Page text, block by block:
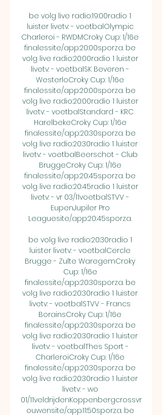
be volg live radio:19:00radio 1
luister livetv: - voetbalOlympic
Charleroi - RWDMCroky Cup: 1/16e
finalessite/app:20:00sporza. be
volg live radio:20:00radio 1 luister
livetv: - voetbalSK Beveren -
WesterloCroky Cup: 1/16e
finalessite/app:20:00sporza. be
volg live radio:20:00radio 1 luister
livetv: - voetbalStandard - KRC
HarelbekeCroky Cup: 1/16e
finalessite/app:20:30sporza. be
volg live radio:20:30radio 1 luister
livetv: - voetbalBeerschot - Club
BruggeCroky Cup: 1/16e
finalessite/app:20:45sporza. be
volg live radio:20:45radio 1 luister
livetv: - vr 03/11voetbalSTVV -
EupenJupiler Pro
Leaguesite/app:20:45sporza.
be volg live radio:20:30radio 1
luister livetv: - voetbalCercle
Brugge - Zulte WaregemCroky
Cup: 1/16e
finalessite/app:20:30sporza. be
volg live radio:20:30radio 1 luister
livetv: - voetbalSTVV - Francs
BorainsCroky Cup: 1/16e
finalessite/app:20:30sporza. be
volg live radio:20:30radio 1 luister
livetv: - voetbalThes Sport -
CharleroiCroky Cup: 1/16e
finalessite/app:20:30sporza. be
volg live radio:20:30radio 1 luister
livetv: - wo
01/11veldrijdenKoppenbergcrossvr
ouwensite/app:11:50sporza. be